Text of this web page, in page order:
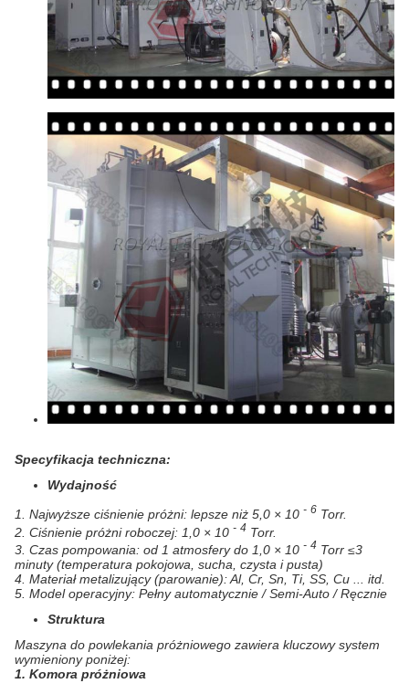
Specyfikacja techniczna:
Wydajność
1. Najwyższe ciśnienie próżni: lepsze niż 5,0 × 10 - 6 Torr.
2. Ciśnienie próżni roboczej: 1,0 × 10 - 4 Torr.
3. Czas pompowania: od 1 atmosfery do 1,0 × 10 - 4 Torr ≤3
minuty (temperatura pokojowa, sucha, czysta i pusta)
4. Materiał metalizujący (parowanie): Al, Cr, Sn, Ti, SS, Cu ... itd.
5. Model operacyjny: Pełny automatycznie / Semi-Auto / Ręcznie
Struktura
Maszyna do powlekania próżniowego zawiera kluczowy system
wymieniony poniżej:
1. Komora próżniowa